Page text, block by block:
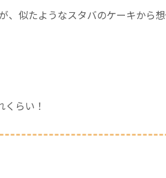
、似たようなスタバのケーキから
らい！